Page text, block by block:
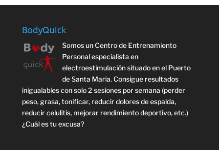
BodyQuick
Somos un Centro de Entrenamiento
Personal especialista en
electroestimulación situado en el Puerto
de Santa María. Consigue resultados
inigualables con solo 2 sesiones por semana (perder
peso, grasa, tonificar, reducir dolores de espalda,
reducir celulitis, mejorar rendimiento deportivo, etc.)
¿Cuál es tu excusa?